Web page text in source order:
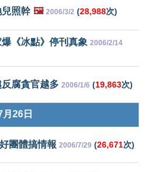
照幹 🖼️ 2006/3/2 (28,988次)
《冰點》停刊真象 2006/2/14
腐貪官越多 2006/1/6 (19,863次)
26日
團體搞情報 2006/7/29 (26,671次)